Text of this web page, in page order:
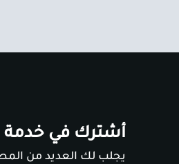
أشترك في خدمة
يجلب لك العديد من